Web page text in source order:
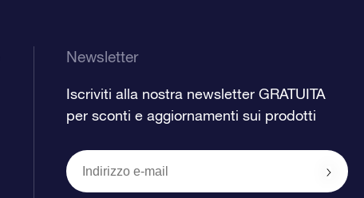
Newsletter
Iscriviti alla nostra newsletter GRATUITA
per sconti e aggiornamenti sui prodotti